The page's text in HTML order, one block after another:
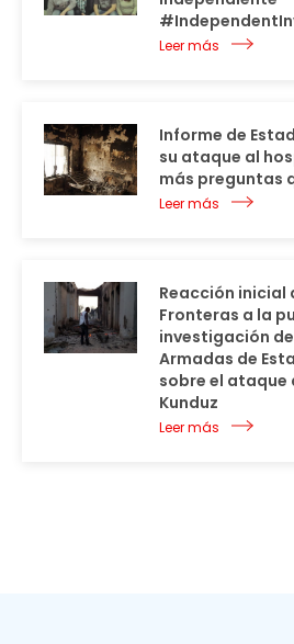
Leer más
Informe de
su ataque al
más preguntas
Leer más
Reacción inicial
Fronteras a la
investigación
Armadas de
sobre el ataque
Kunduz
Leer más